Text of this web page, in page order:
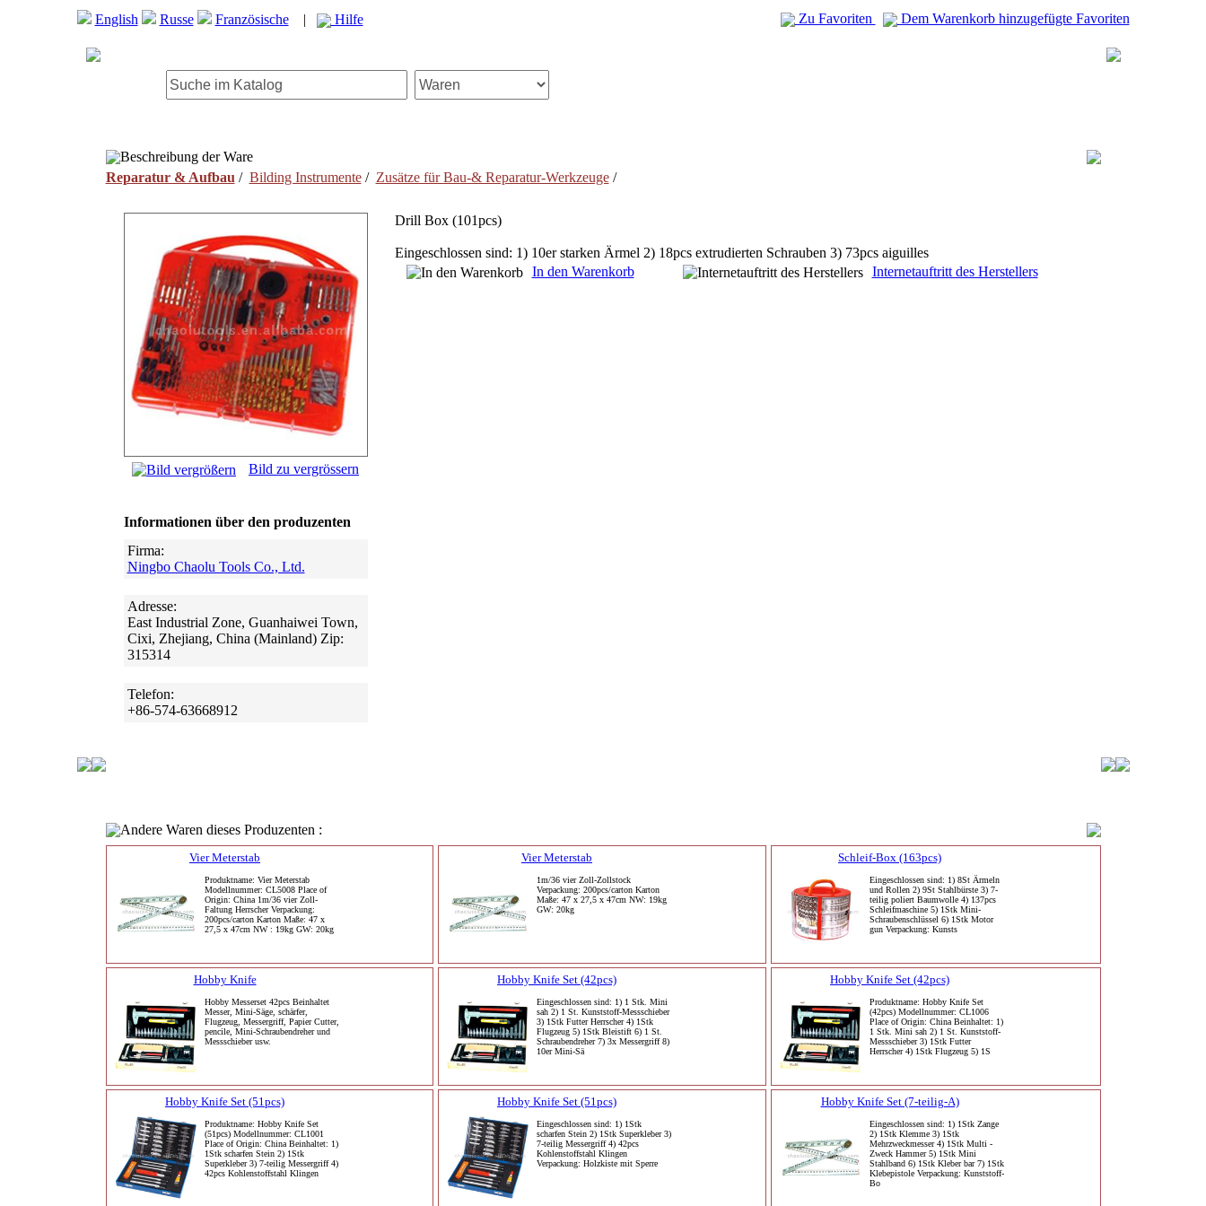
English Russe Französische | Hilfe Zu Favoriten Dem Warenkorb hinzugefügte Favoriten
Beschreibung der Ware
Reparatur & Aufbau / Bilding Instrumente/ Zusätze für Bau-& Reparatur-Werkzeuge/
Bild zu vergrössern
Informationen über den produzenten
Firma:
Ningbo Chaolu Tools Co., Ltd.
Adresse:
East Industrial Zone, Guanhaiwei Town,
Cixi, Zhejiang, China (Mainland) Zip:
315314
Telefon:
+86-574-63668912
Drill Box (101pcs)
Eingeschlossen sind: 1) 10er starken Ärmel 2) 18pcs extrudierten Schrauben 3) 73pcs aiguilles
In den Warenkorb
Internetauftritt des Herstellers
Andere Waren dieses Produzenten :
Vier Meterstab
Produktname: Vier Meterstab
Modellnummer: CL5008 Place of
Origin: China 1m/36 vier Zoll-
Faltung Herrscher Verpackung:
200pcs/carton Karton Maße: 47 x
27,5 x 47cm NW : 19kg GW: 20kg
Vier Meterstab
1m/36 vier Zoll-Zollstock
Verpackung: 200pcs/carton Karton
Maße: 47 x 27,5 x 47cm NW: 19kg
GW: 20kg
Schleif-Box (163pcs)
Eingeschlossen sind: 1) 8St Ärmeln
und Rollen 2) 9St Stahlbürste 3) 7-
teilig poliert Baumwolle 4) 137pcs
Schleifmaschine 5) 1Stk Mini-
Schraubenschlüssel 6) 1Stk Motor
gun Verpackung: Kunsts
Hobby Knife
Hobby Messerset 42pcs Beinhaltet
Messer, Mini-Säge, schärfer,
Flugzeug, Messergriff, Papier Cutter,
pencile, Mini-Schraubendreher und
Messschieber usw.
Hobby Knife Set (42pcs)
Eingeschlossen sind: 1) 1 Stk. Mini
sah 2) 1 St. Kunststoff-Messschieber
3) 1Stk Futter Herrscher 4) 1Stk
Flugzeug 5) 1Stk Bleistift 6) 1 St.
Schraubendreher 7) 3x Messergriff 8)
10er Mini-Sä
Hobby Knife Set (42pcs)
Produktname: Hobby Knife Set
(42pcs) Modellnummer: CL1006
Place of Origin: China Beinhaltet: 1)
1 Stk. Mini sah 2) 1 St. Kunststoff-
Messschieber 3) 1Stk Futter
Herrscher 4) 1Stk Flugzeug 5) 1S
Hobby Knife Set (51pcs)
Produktname: Hobby Knife Set
(51pcs) Modellnummer: CL1001
Place of Origin: China Beinhaltet: 1)
1Stk scharfen Stein 2) 1Stk
Superkleber 3) 7-teilig Messergriff 4)
42pcs Kohlenstoffstahl Klingen
Hobby Knife Set (51pcs)
Eingeschlossen sind: 1) 1Stk
scharfen Stein 2) 1Stk Superkleber 3)
7-teilig Messergriff 4) 42pcs
Kohlenstoffstahl Klingen
Verpackung: Holzkiste mit Sperre
Hobby Knife Set (7-teilig-A)
Eingeschlossen sind: 1) 1Stk Zange
2) 1Stk Klemme 3) 1Stk
Mehrzweckmesser 4) 1Stk Multi -
Zweck Hammer 5) 1Stk Mini
Stahlband 6) 1Stk Kleber bar 7) 1Stk
Klebepistole Verpackung: Kunststoff-
Bo